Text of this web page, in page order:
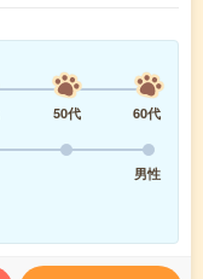
50代
60代
男性